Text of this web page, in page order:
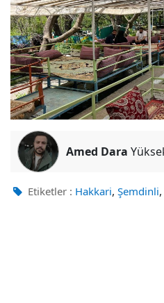
Amed Dara
Etiketler : Hakkari, Şemdinli,